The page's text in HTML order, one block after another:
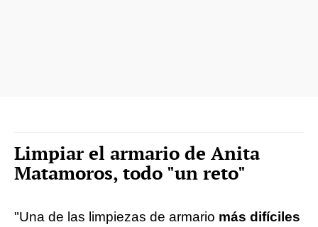
Limpiar el armario de Anita
Matamoros, todo "un reto"
"Una de las limpiezas de armario más difíciles